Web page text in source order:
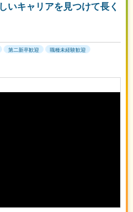
いキャリアを見つけて長く
第二新卒歓迎
職種未経験歓迎